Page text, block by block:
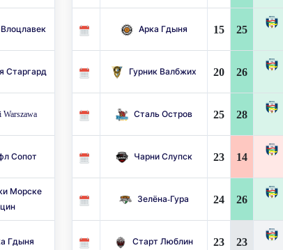
Старгард
Сопот
Морске
Гдыня
Арка Гдыня 15 25
Гурник Валбжих 20 26
Сталь Остров 25 28
Чарни Слупск 23 14
Зелёна-Гура 24 26
Старт Люблин 23 23